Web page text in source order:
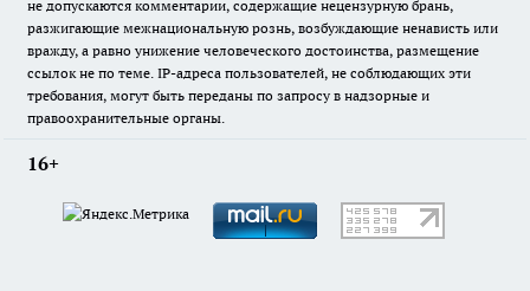
не допускаются комментарии, содержащие нецензурную брань,
разжигающие межнациональную рознь, возбуждающие ненависть или
вражду, а равно унижение человеческого достоинства, размещение
ссылок не по теме. IP-адреса пользователей, не соблюдающих эти
требования, могут быть переданы по запросу в надзорные и
правоохранительные органы.
16+